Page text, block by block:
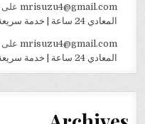
mrisuzu4@gmail.comعلى
المعادي 24 ساعة | خدمة سريعة وآمنة
mrisuzu4@gmail.comعلى
المعادي 24 ساعة | خدمة سريعة وآمنة